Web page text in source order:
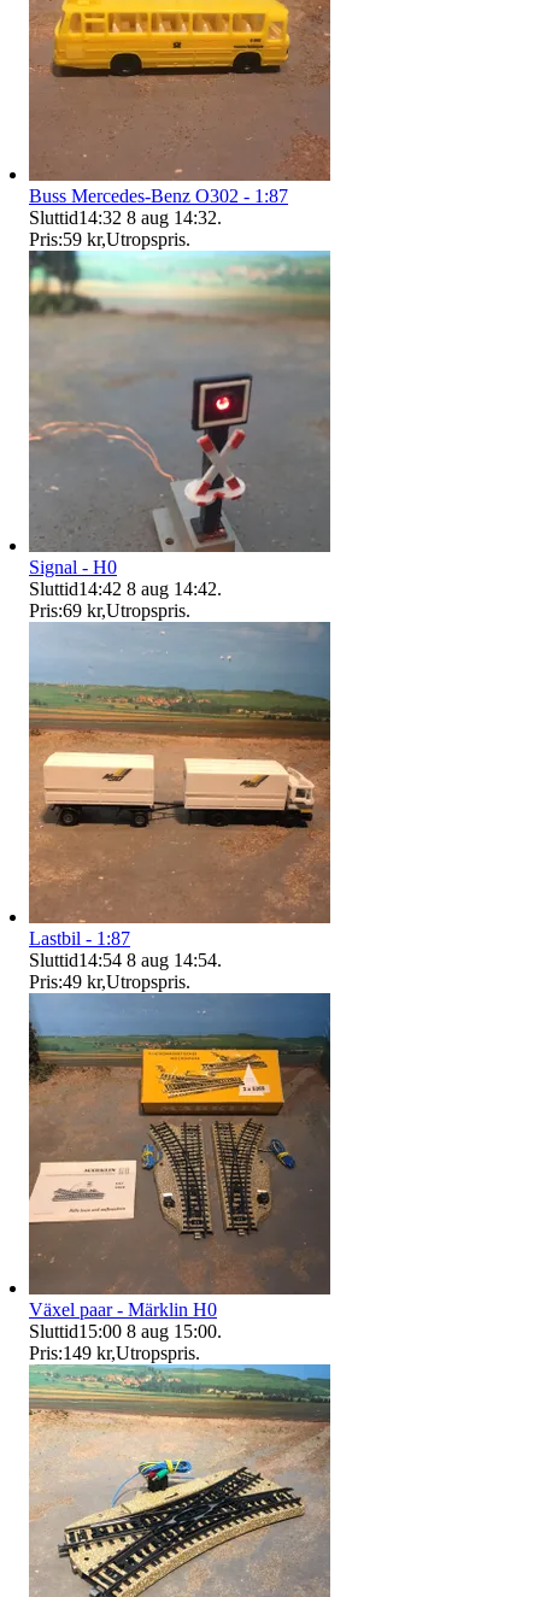
Buss Mercedes-Benz O302 - 1:87
Sluttid14:32 8 aug 14:32.
Pris:59 kr,Utropspris.
Signal - H0
Sluttid14:42 8 aug 14:42.
Pris:69 kr,Utropspris.
Lastbil - 1:87
Sluttid14:54 8 aug 14:54.
Pris:49 kr,Utropspris.
Växel paar - Märklin H0
Sluttid15:00 8 aug 15:00.
Pris:149 kr,Utropspris.